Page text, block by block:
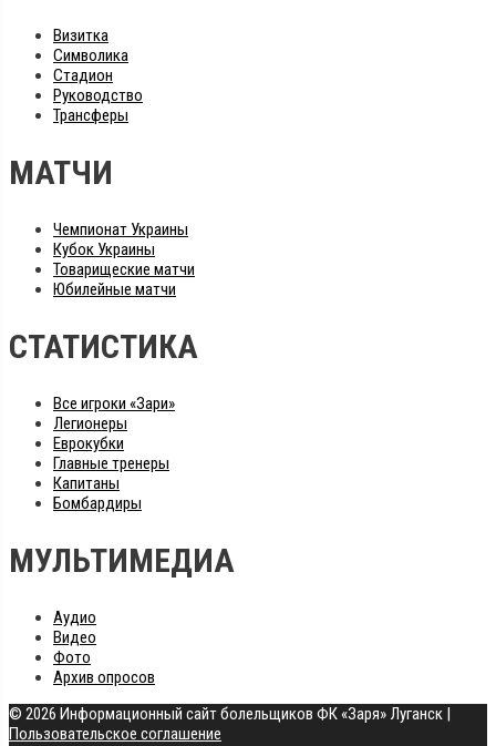
Визитка
Символика
Стадион
Руководство
Трансферы
МАТЧИ
Чемпионат Украины
Кубок Украины
Товарищеские матчи
Юбилейные матчи
СТАТИСТИКА
Все игроки «Зари»
Легионеры
Еврокубки
Главные тренеры
Капитаны
Бомбардиры
МУЛЬТИМЕДИА
Аудио
Видео
Фото
Архив опросов
© 2026 Информационный сайт болельщиков ФК «Заря» Луганск |
Пользовательское соглашение